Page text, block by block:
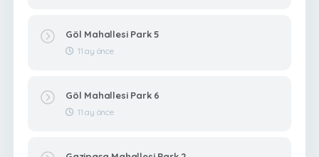
Göl Mahallesi Park 5
11 ay önce
Göl Mahallesi Park 6
11 ay önce